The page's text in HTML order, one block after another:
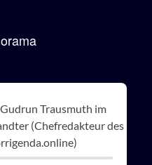
Trausmuth im
(Chefredakteur des